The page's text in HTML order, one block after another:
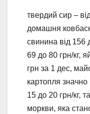
твердий сир –
домашня
свинина від 156
69 до 80 грн/кг,
грн за 1 дес,
картопля значно
15 до 20 грн/кг,
моркви, яка